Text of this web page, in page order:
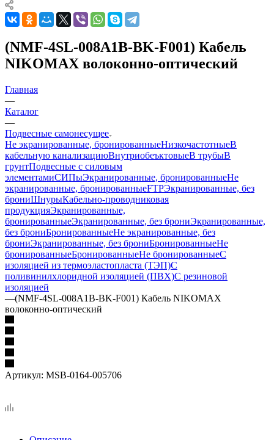
(NMF-4SL-008A1B-BK-F001) Кабель
NIKOMAX волоконно-оптический
Главная
—
Каталог
—
Подвесные самонесущее
Не экранированные, бронированныеНизкочастотныеВ
кабельную канализациюВнутриобеъктовыеВ трубыВ
грунтПодвесные с силовым
элементамиСИПыЭкранированные, бронированныеНе
экранированные, бронированныеFTPЭкранированные, без
брониШнурыКабельно-проводниковая
продукцияЭкранированные,
бронированныеЭкранированные, без брониЭкранированные,
без брониБронированныеНе экранированные, без
брониЭкранированные, без брониБронированныеНе
бронированныеБронированныеНе бронированныеС
изоляцией из термоэластопласта (ТЭП)С
поливинилхлоридной изоляцией (ПВХ)С резиновой
изоляцией
—(NMF-4SL-008A1B-BK-F001) Кабель NIKOMAX
волоконно-оптический
Артикул: MSB-0164-005706